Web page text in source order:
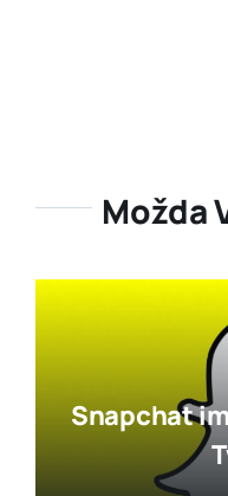
Možda
Snapchat